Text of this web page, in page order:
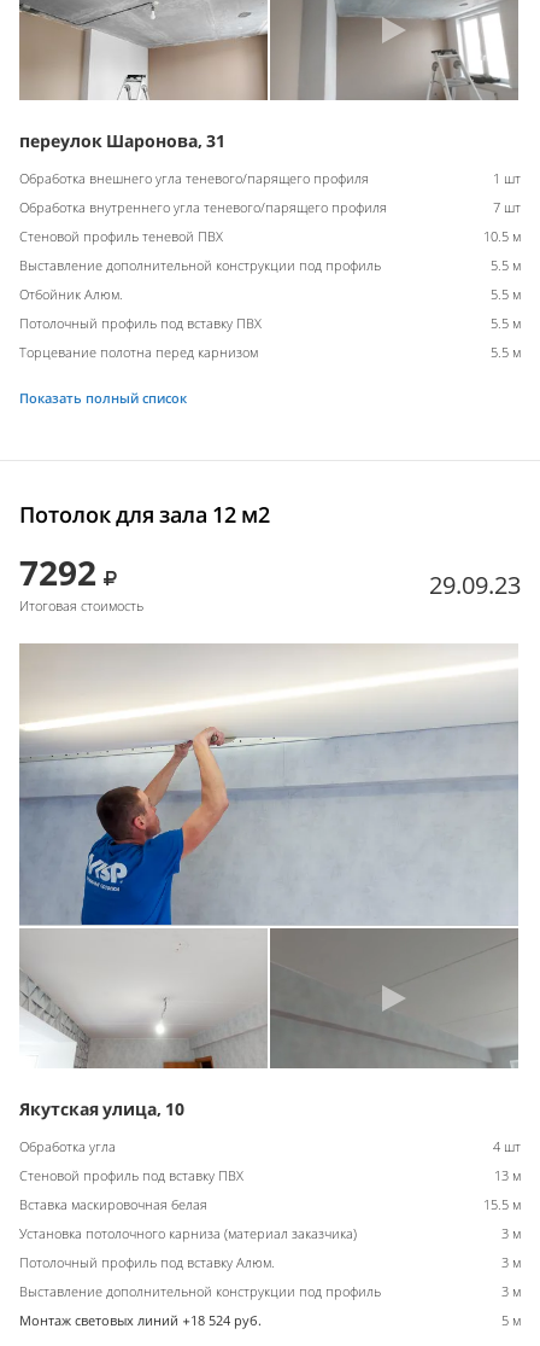
переулок Шаронова, 31
Обработка внешнего угла теневого/парящего профиля
1 шт
Обработка внутреннего угла теневого/парящего профиля
7 шт
Стеновой профиль теневой ПВХ
10.5 м
Выставление дополнительной конструкции под профиль
5.5 м
Отбойник Алюм.
5.5 м
Потолочный профиль под вставку ПВХ
5.5 м
Торцевание полотна перед карнизом
5.5 м
Показать полный список
Потолок для зала 12 м2
7292
Итоговая стоимость
29.09.23
Якутская улица, 10
Обработка угла
4 шт
Стеновой профиль под вставку ПВХ
13 м
Вставка маскировочная белая
15.5 м
Установка потолочного карниза (материал заказчика)
3 м
Потолочный профиль под вставку Алюм.
3 м
Выставление дополнительной конструкции под профиль
3 м
Монтаж световых линий +18 524 руб.
5 м